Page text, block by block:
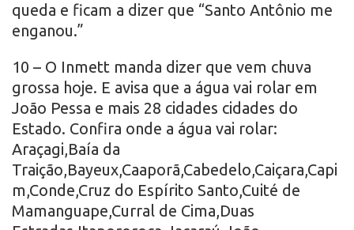
queda e ficam a dizer que “Santo Antônio me
enganou.”
10 – O Inmett manda dizer que vem chuva
grossa hoje. E avisa que a água vai rolar em
João Pessa e mais 28 cidades cidades do
Estado. Confira onde a água vai rolar:
Araçagi,Baía da
Traição,Bayeux,Caaporã,Cabedelo,Caiçara,Capi
m,Conde,Cruz do Espírito Santo,Cuité de
Mamanguape,Curral de Cima,Duas